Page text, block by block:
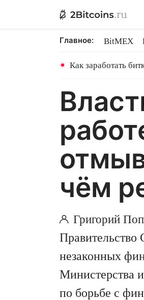
Главное: BitMEX
Как заработать
чём
Григорий
незаконных
Министерства
по борьбе с